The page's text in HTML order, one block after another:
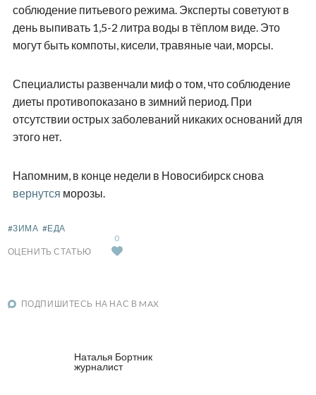
соблюдение питьевого режима. Эксперты советуют в
день выпивать 1,5-2 литра воды в тёплом виде. Это
могут быть компоты, кисели, травяные чаи, морсы.
Специалисты развенчали миф о том, что соблюдение
диеты противопоказано в зимний период. При
отсутствии острых заболеваний никаких оснований для
этого нет.
Напомним, в конце недели в Новосибирск снова
вернутся морозы.
#ЗИМА #ЕДА
ОЦЕНИТЬ СТАТЬЮ
0
ПОДПИШИТЕСЬ НА НАС В MAX
Наталья Бортник
журналист